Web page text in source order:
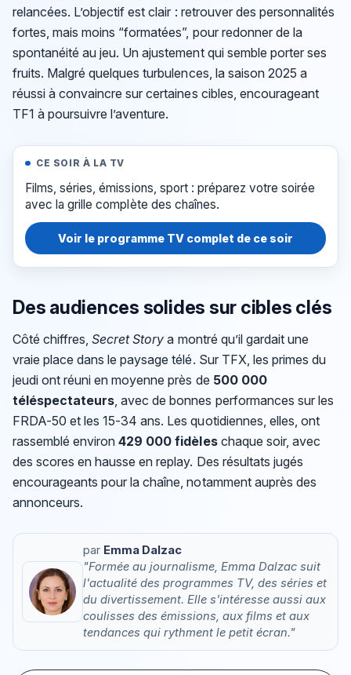
relancées. L’objectif est clair : retrouver des personnalités
fortes, mais moins “formatées”, pour redonner de la
spontanéité au jeu. Un ajustement qui semble porter ses
fruits. Malgré quelques turbulences, la saison 2025 a
réussi à convaincre sur certaines cibles, encourageant
TF1 à poursuivre l’aventure.
CE SOIR À LA TV
Films, séries, émissions, sport : préparez votre soirée
avec la grille complète des chaînes.
Voir le programme TV complet de ce soir
Des audiences solides sur cibles clés
Côté chiffres,Secret Story a montré qu’il gardait une
vraie place dans le paysage télé. Sur TFX, les primes du
jeudi ont réuni en moyenne près de 500 000
téléspectateurs, avec de bonnes performances sur les
FRDA-50 et les 15-34 ans. Les quotidiennes, elles, ont
rassemblé environ429 000 fidèleschaque soir, avec
des scores en hausse en replay. Des résultats jugés
encourageants pour la chaîne, notamment auprès des
annonceurs.
par Emma Dalzac
"Formée au journalisme, Emma Dalzac suit
l'actualité des programmes TV, des séries et
du divertissement. Elle s'intéresse aussi aux
coulisses des émissions, aux films et aux
tendances qui rythment le petit écran."